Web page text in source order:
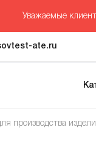
Уважаемые
ate.ru
производства